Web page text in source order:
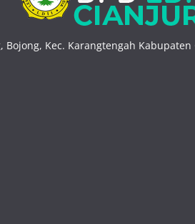
Bojong, Kec. Karangtengah Kabupaten